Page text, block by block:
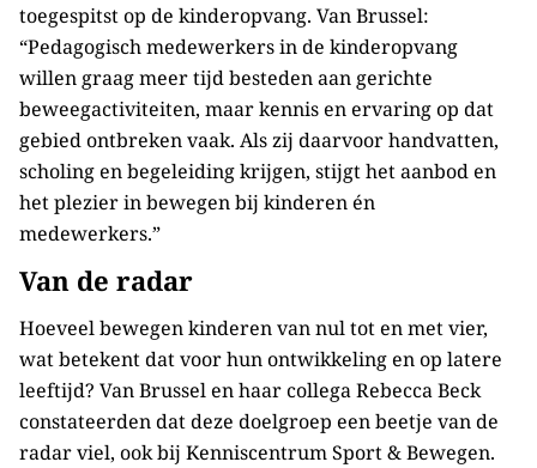
toegespitst op de kinderopvang. Van Brussel:
“Pedagogisch medewerkers in de kinderopvang
willen graag meer tijd besteden aan gerichte
beweegactiviteiten, maar kennis en ervaring op dat
gebied ontbreken vaak. Als zij daarvoor handvatten,
scholing en begeleiding krijgen, stijgt het aanbod en
het plezier in bewegen bij kinderen én
medewerkers.”
Van de radar
Hoeveel bewegen kinderen van nul tot en met vier,
wat betekent dat voor hun ontwikkeling en op latere
leeftijd? Van Brussel en haar collega Rebecca Beck
constateerden dat deze doelgroep een beetje van de
radar viel, ook bij Kenniscentrum Sport & Bewegen.